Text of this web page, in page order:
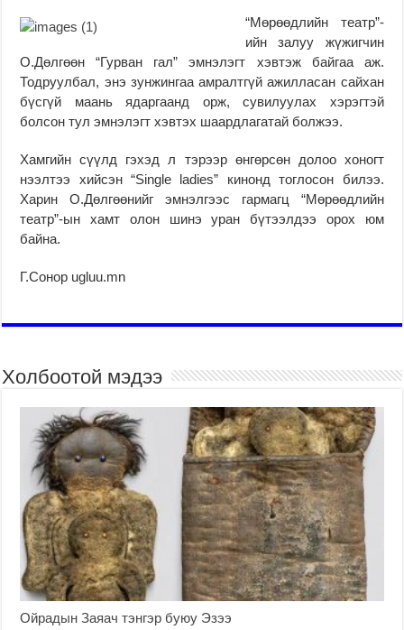
“Мөрөөдлийн театр”-
ийн залуу жүжигчин
О.Дөлгөөн “Гурван гал” эмнэлэгт хэвтэж байгаа аж.
Тодруулбал, энэ зунжингаа амралтгүй ажилласан сайхан
бүсгүй маань ядаргаанд орж, сувилуулах хэрэгтэй
болсон тул эмнэлэгт хэвтэх шаардлагатай болжээ.
Хамгийн сүүлд гэхэд л тэрээр өнгөрсөн долоо хоногт
нээлтээ хийсэн “Single ladies” кинонд тоглосон билээ.
Харин О.Дөлгөөнийг эмнэлгээс гармагц “Мөрөөдлийн
театр”-ын хамт олон шинэ уран бүтээлдээ орох юм
байна.
Г.Сонор ugluu.mn
Холбоотой мэдээ
Ойрадын Заяач тэнгэр буюу Эзээ